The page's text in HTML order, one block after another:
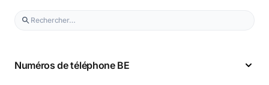
Numéros de téléphone BE